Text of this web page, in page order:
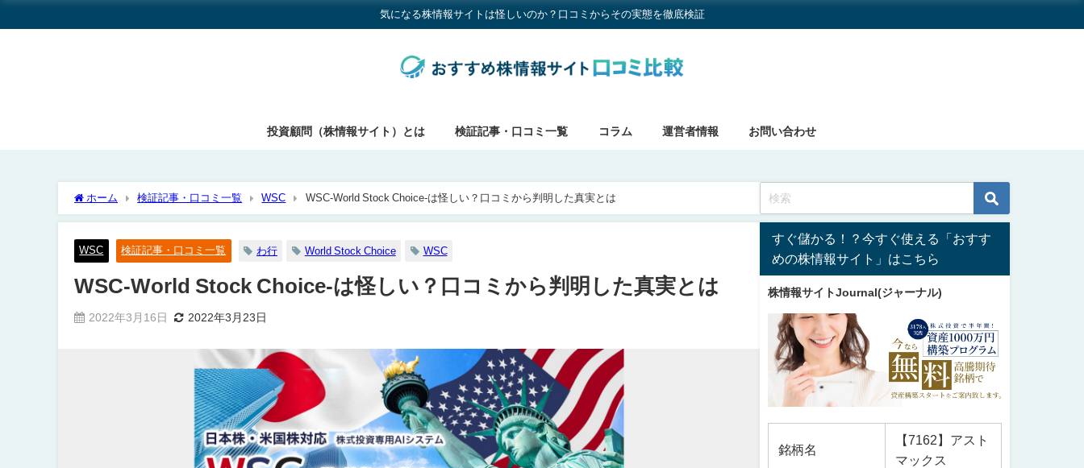
気になる株情報サイトは怪しいのか？口コミからその実態を徹底検証
投資顧問（株情報サイト）とは 検証記事・口コミ一覧 コラム 運営者情報 お問い合わせ
ホーム 検証記事・口コミ一覧 WSC WSC-World Stock Choice-は怪しい？口コミから判明した真実とは
WSC 検証記事・口コミ一覧 わ行 World Stock Choice WSC
WSC-World Stock Choice-は怪しい？口コミから判明した真実とは
2022年3月16日 2022年3月23日
すぐ儲かる！？今すぐ使える「おすす
めの株情報サイト」はこちら
株情報サイトJournal(ジャーナル)
銘柄名
【7162】アスト
マックス